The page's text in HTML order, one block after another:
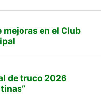
mejoras en el Club
de truco 2026